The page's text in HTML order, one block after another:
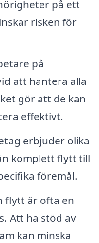
på ett
risken för
på
att hantera alla
gör att de kan
effektivt.
erbjuder olika
komplett flytt till
föremål.
flytt är ofta en
Att ha stöd av
kan minska